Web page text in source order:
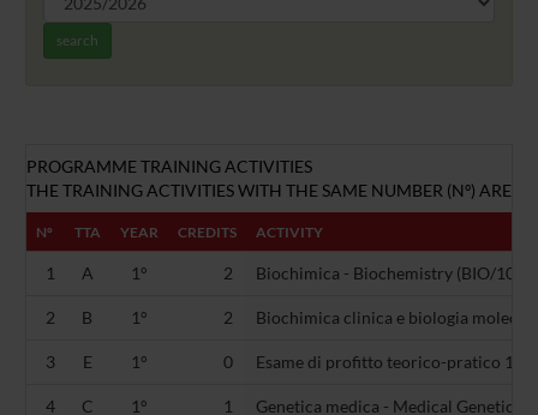
search
PROGRAMME TRAINING ACTIVITIES
THE TRAINING ACTIVITIES WITH THE SAME NUMBER (Nº) ARE
Nº TTA YEAR CREDITS ACTIVITY
1 A 1° 2 Biochimica - Biochemistry (BIO/10)
2 B 1° 2 Biochimica clinica e biologia
3 E 1° 0 Esame di profitto teorico-pratico 1 (-)
4 C 1° 1 Genetica medica - Medical Genetics